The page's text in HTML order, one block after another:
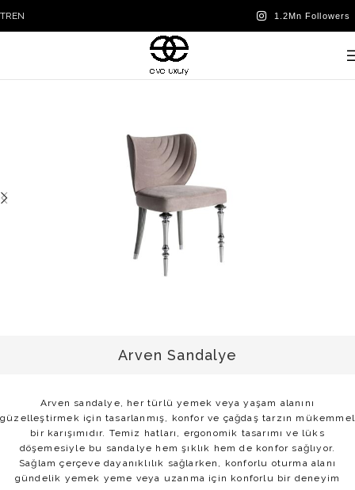
TREN
Arven Sandalye
Arven sandalye, her türlü yemek veya yaşam alanını
güzelleştirmek için tasarlanmış, konfor ve çağdaş tarzın mükemmel
bir karışımıdır. Temiz hatları, ergonomik tasarımı ve lüks
döşemesiyle bu sandalye hem şıklık hem de konfor sağlıyor.
Sağlam çerçeve dayanıklılık sağlarken, konforlu oturma alanı
gündelik yemek yeme veya uzanma için konforlu bir deneyim